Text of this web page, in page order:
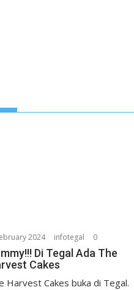
2024 infotegal 0
Di Tegal Ada The
Cakes
Harvest Cakes buka di Tegal.